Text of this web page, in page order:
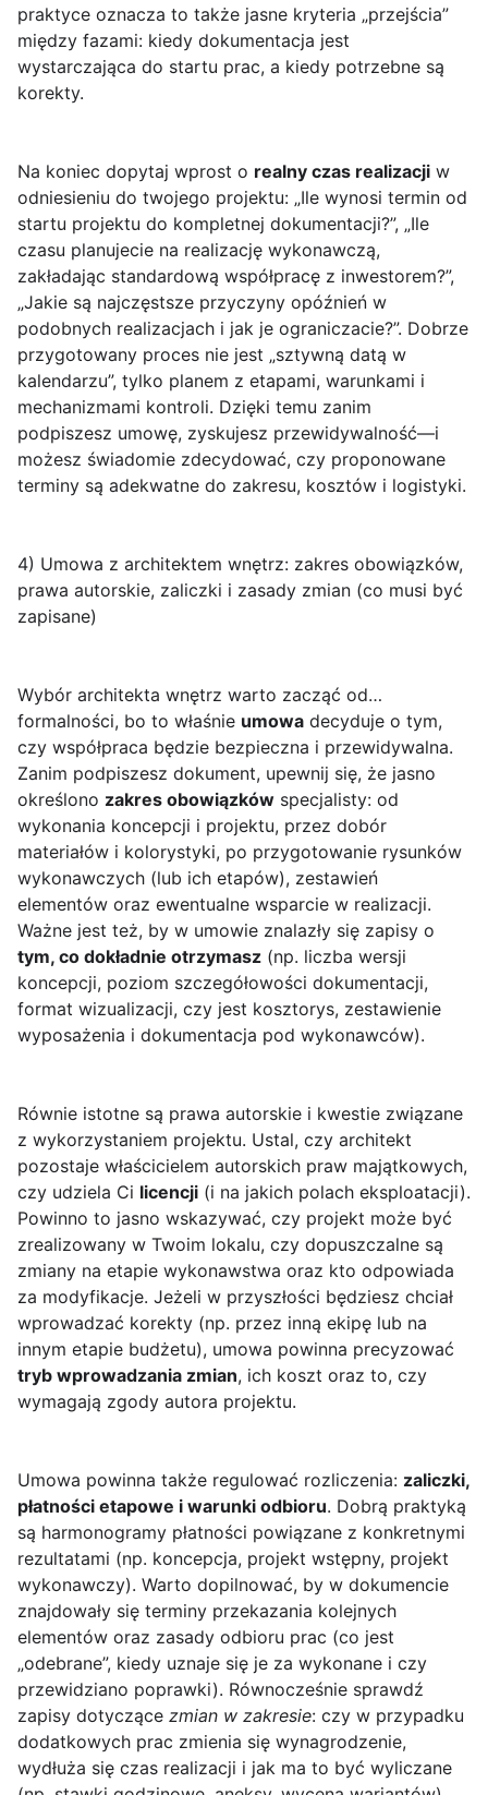
praktyce oznacza to także jasne kryteria „przejścia”
między fazami: kiedy dokumentacja jest
wystarczająca do startu prac, a kiedy potrzebne są
korekty.
Na koniec dopytaj wprost o realny czas realizacji w
odniesieniu do twojego projektu: „Ile wynosi termin od
startu projektu do kompletnej dokumentacji?”, „Ile
czasu planujecie na realizację wykonawczą,
zakładając standardową współpracę z inwestorem?”,
„Jakie są najczęstsze przyczyny opóźnień w
podobnych realizacjach i jak je ograniczacie?”. Dobrze
przygotowany proces nie jest „sztywną datą w
kalendarzu”, tylko planem z etapami, warunkami i
mechanizmami kontroli. Dzięki temu zanim
podpiszesz umowę, zyskujesz przewidywalność—i
możesz świadomie zdecydować, czy proponowane
terminy są adekwatne do zakresu, kosztów i logistyki.
4) Umowa z architektem wnętrz: zakres obowiązków,
prawa autorskie, zaliczki i zasady zmian (co musi być
zapisane)
Wybór architekta wnętrz warto zacząć od…
formalności, bo to właśnie umowa decyduje o tym,
czy współpraca będzie bezpieczna i przewidywalna.
Zanim podpiszesz dokument, upewnij się, że jasno
określono zakres obowiązków specjalisty: od
wykonania koncepcji i projektu, przez dobór
materiałów i kolorystyki, po przygotowanie rysunków
wykonawczych (lub ich etapów), zestawień
elementów oraz ewentualne wsparcie w realizacji.
Ważne jest też, by w umowie znalazły się zapisy o
tym, co dokładnie otrzymasz (np. liczba wersji
koncepcji, poziom szczegółowości dokumentacji,
format wizualizacji, czy jest kosztorys, zestawienie
wyposażenia i dokumentacja pod wykonawców).
Równie istotne są prawa autorskie i kwestie związane
z wykorzystaniem projektu. Ustal, czy architekt
pozostaje właścicielem autorskich praw majątkowych,
czy udziela Ci licencji (i na jakich polach eksploatacji).
Powinno to jasno wskazywać, czy projekt może być
zrealizowany w Twoim lokalu, czy dopuszczalne są
zmiany na etapie wykonawstwa oraz kto odpowiada
za modyfikacje. Jeżeli w przyszłości będziesz chciał
wprowadzać korekty (np. przez inną ekipę lub na
innym etapie budżetu), umowa powinna precyzować
tryb wprowadzania zmian, ich koszt oraz to, czy
wymagają zgody autora projektu.
Umowa powinna także regulować rozliczenia: zaliczki,
płatności etapowe i warunki odbioru. Dobrą praktyką
są harmonogramy płatności powiązane z konkretnymi
rezultatami (np. koncepcja, projekt wstępny, projekt
wykonawczy). Warto dopilnować, by w dokumencie
znajdowały się terminy przekazania kolejnych
elementów oraz zasady odbioru prac (co jest
„odebrane”, kiedy uznaje się je za wykonane i czy
przewidziano poprawki). Równocześnie sprawdź
zapisy dotyczące zmian w zakresie: czy w przypadku
dodatkowych prac zmienia się wynagrodzenie,
wydłuża się czas realizacji i jak ma to być wyliczane